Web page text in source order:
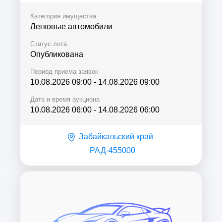
Категория имущества
Легковые автомобили
Статус лота
Опубликована
Период приема заявок
10.08.2026 09:00 - 14.08.2026 09:00
Дата и время аукциона
10.08.2026 06:00 - 14.08.2026 06:00
Забайкальский край
РАД-455000